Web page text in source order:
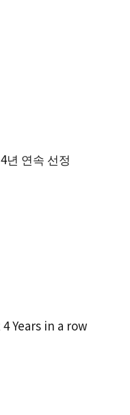
연속 선정
Years in a row